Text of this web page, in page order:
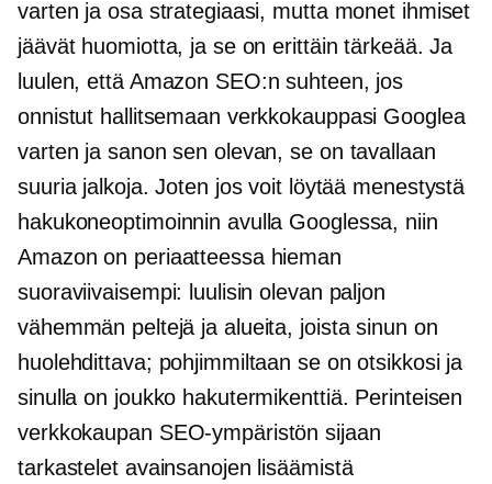
varten ja osa strategiaasi, mutta monet ihmiset
jäävät huomiotta, ja se on erittäin tärkeää. Ja
luulen, että Amazon SEO:n suhteen, jos
onnistut hallitsemaan verkkokauppasi Googlea
varten ja sanon sen olevan, se on tavallaan
suuria jalkoja. Joten jos voit löytää menestystä
hakukoneoptimoinnin avulla Googlessa, niin
Amazon on periaatteessa hieman
suoraviivaisempi: luulisin olevan paljon
vähemmän peltejä ja alueita, joista sinun on
huolehdittava; pohjimmiltaan se on otsikkosi ja
sinulla on joukko hakutermikenttiä. Perinteisen
verkkokaupan SEO-ympäristön sijaan
tarkastelet avainsanojen lisäämistä